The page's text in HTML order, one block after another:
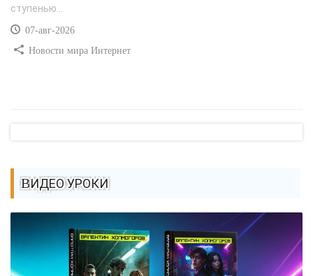
ступенью...
07-авг-2026
Новости мира Интернет
ВИДЕО УРОКИ